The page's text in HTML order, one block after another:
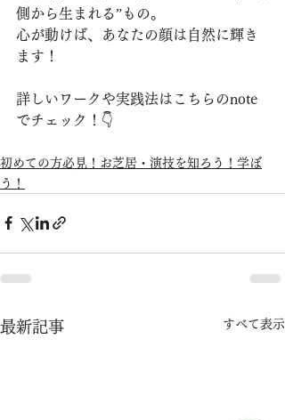
側から生まれる”もの。
心が動けば、あなたの顔は自然に輝き
ます！
詳しいワークや実践法はこちらのnote
でチェック！👇
初めての方必見！お芝居・演技を知ろう！学ぼ
う！
最新記事 すべて表示